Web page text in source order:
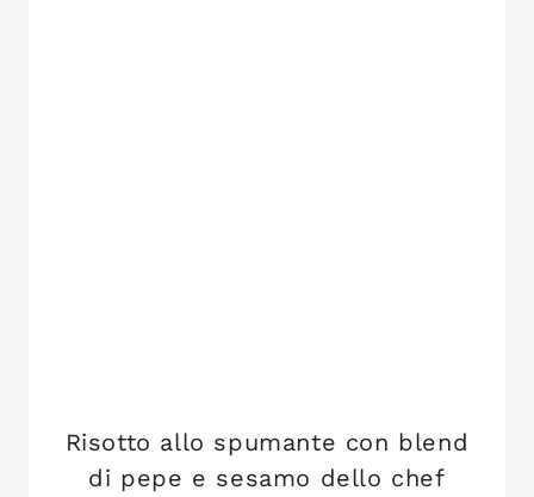
Risotto allo spumante con blend
di pepe e sesamo dello chef